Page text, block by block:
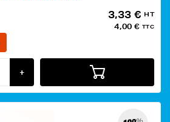
3,33 € HT
4,00 € TTC
+